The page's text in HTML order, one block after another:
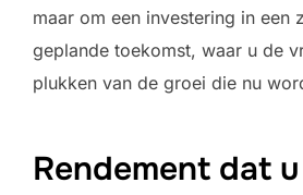
maar om een investering in een
geplande toekomst, waar u de
plukken van de groei die nu
Rendement dat